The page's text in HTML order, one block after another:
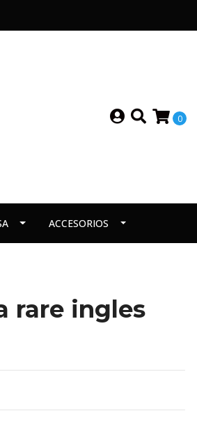
0
ACCESORIOS
rare ingles